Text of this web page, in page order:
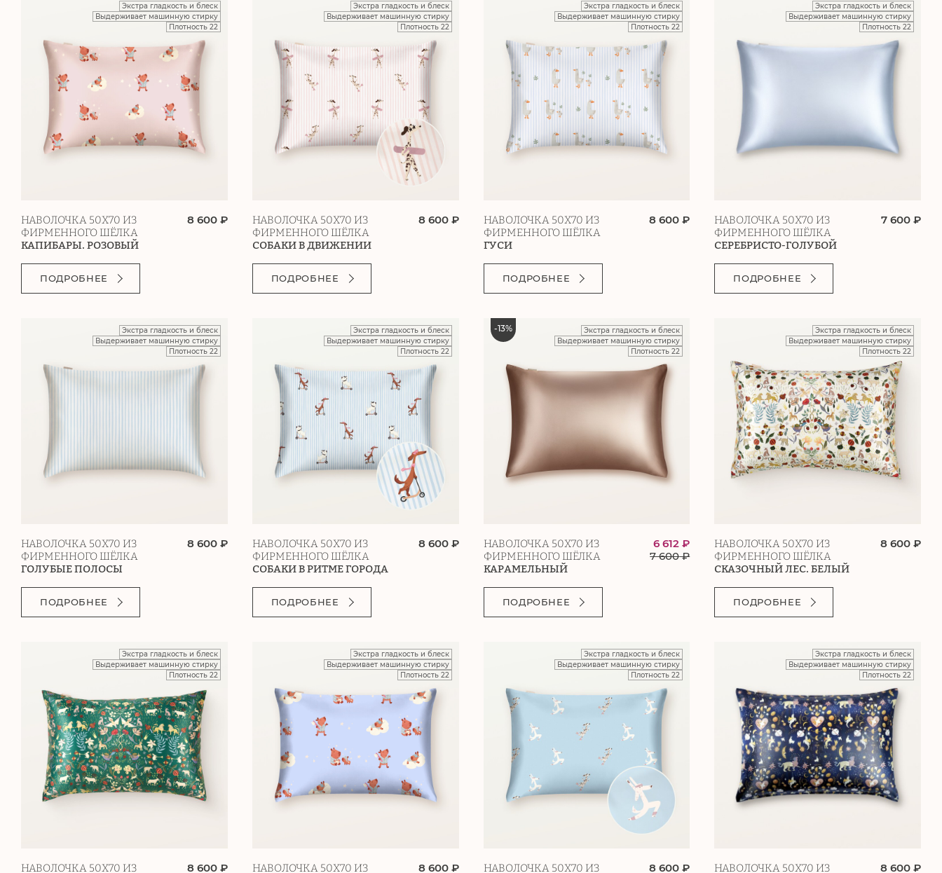
Экстра гладкость и блеск
Выдерживает машинную стирку
Плотность 22
НАВОЛОЧКА 50Х70 ИЗ
ФИРМЕННОГО ШЁЛКА
КАПИБАРЫ. РОЗОВЫЙ
8 600 ₽
ПОДРОБНЕЕ
Экстра гладкость и блеск
Выдерживает машинную стирку
Плотность 22
НАВОЛОЧКА 50Х70 ИЗ
ФИРМЕННОГО ШЁЛКА
СОБАКИ В ДВИЖЕНИИ
8 600 ₽
ПОДРОБНЕЕ
Экстра гладкость и блеск
Выдерживает машинную стирку
Плотность 22
НАВОЛОЧКА 50Х70 ИЗ
ФИРМЕННОГО ШЁЛКА
ГУСИ
8 600 ₽
ПОДРОБНЕЕ
Экстра гладкость и блеск
Выдерживает машинную стирку
Плотность 22
НАВОЛОЧКА 50Х70 ИЗ
ФИРМЕННОГО ШЁЛКА
СЕРЕБРИСТО-ГОЛУБОЙ
7 600 ₽
ПОДРОБНЕЕ
Экстра гладкость и блеск
Выдерживает машинную стирку
Плотность 22
НАВОЛОЧКА 50Х70 ИЗ
ФИРМЕННОГО ШЁЛКА
ГОЛУБЫЕ ПОЛОСЫ
8 600 ₽
ПОДРОБНЕЕ
Экстра гладкость и блеск
Выдерживает машинную стирку
Плотность 22
НАВОЛОЧКА 50Х70 ИЗ
ФИРМЕННОГО ШЁЛКА
СОБАКИ В РИТМЕ ГОРОДА
8 600 ₽
ПОДРОБНЕЕ
-13%
Экстра гладкость и блеск
Выдерживает машинную стирку
Плотность 22
НАВОЛОЧКА 50Х70 ИЗ
ФИРМЕННОГО ШЁЛКА
КАРАМЕЛЬНЫЙ
6 612 ₽
7 600₽
ПОДРОБНЕЕ
Экстра гладкость и блеск
Выдерживает машинную стирку
Плотность 22
НАВОЛОЧКА 50Х70 ИЗ
ФИРМЕННОГО ШЁЛКА
СКАЗОЧНЫЙ ЛЕС. БЕЛЫЙ
8 600 ₽
ПОДРОБНЕЕ
Экстра гладкость и блеск
Выдерживает машинную стирку
Плотность 22
НАВОЛОЧКА 50Х70 ИЗ 8 600 ₽
Экстра гладкость и блеск
Выдерживает машинную стирку
Плотность 22
НАВОЛОЧКА 50Х70 ИЗ 8 600 ₽
Экстра гладкость и блеск
Выдерживает машинную стирку
Плотность 22
НАВОЛОЧКА 50Х70 ИЗ 8 600 ₽
Экстра гладкость и блеск
Выдерживает машинную стирку
Плотность 22
НАВОЛОЧКА 50Х70 ИЗ 8 600 ₽